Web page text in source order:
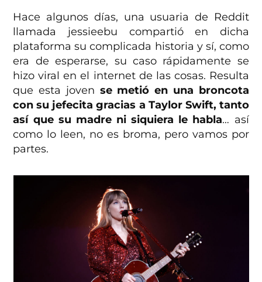
Hace algunos días, una usuaria de Reddit
llamada jessieebu compartió en dicha
plataforma su complicada historia y sí, como
era de esperarse, su caso rápidamente se
hizo viral en el internet de las cosas. Resulta
que esta joven se metió en una broncota
con su jefecita gracias a Taylor Swift, tanto
así que su madre ni siquiera le habla… así
como lo leen, no es broma, pero vamos por
partes.